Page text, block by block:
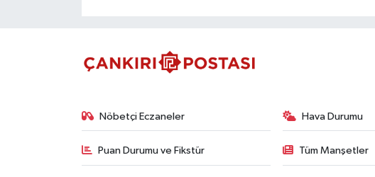
Nöbetçi Eczaneler Hava Durumu
Puan Durumu ve Fikstür Tüm Manşetler